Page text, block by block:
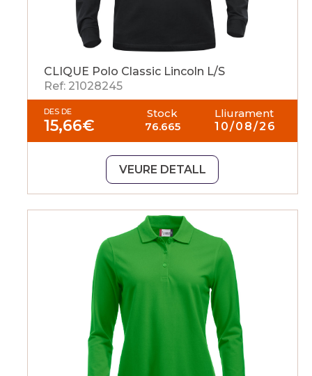
CLIQUE Polo Classic Lincoln L/S
Ref: 21028245
DES DE
15,66€
Stock
76.665
Lliurament
10/08/26
VEURE DETALL